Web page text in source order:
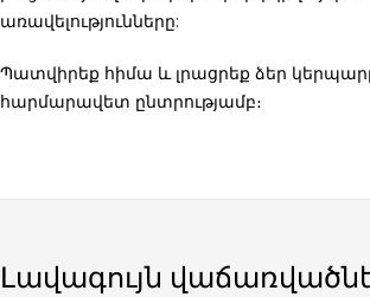
առավելությունները:
Պատվիրեք հիմա և լրացրեք ձեր
հարմարավետ ընտրությամբ։
Լավագույն